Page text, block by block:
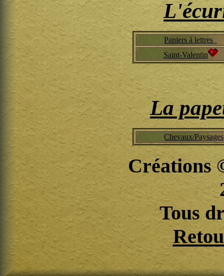
Papiers à lettres
Saint-Valentin
La
Chevaux/Paysages
Créations
Tous